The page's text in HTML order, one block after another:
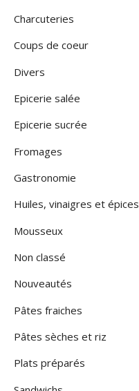
Charcuteries
Coups de coeur
Divers
Epicerie salée
Epicerie sucrée
Fromages
Gastronomie
Huiles, vinaigres et épices
Mousseux
Non classé
Nouveautés
Pâtes fraiches
Pâtes sèches et riz
Plats préparés